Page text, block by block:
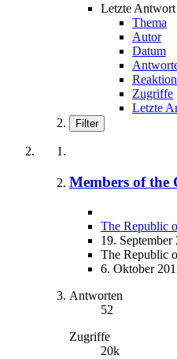
Letzte Antwort
Thema
Autor
Datum
Zugriffe
Letzte
Filter
Members of
The Republic
19.
The Republic
6. Oktober
Antworten
52
Zugriffe
20k